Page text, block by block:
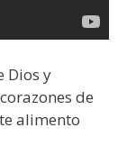
Dios y
de
alimento